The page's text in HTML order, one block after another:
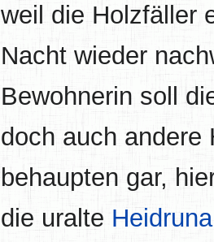
weil die Holzfäller
Nacht wieder
Bewohnerin soll
doch auch andere
behaupten gar,
die uralte Heidruna